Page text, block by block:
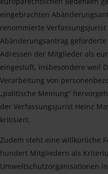
eingebrachten
renommierte
Abänderungsantrag
Adressen der Mitglieder als
eingestuft, insbesondere weil
Verarbeitung von
„politische Meinung“
der Verfassungsjurist Heinz
kritisiert.
Zudem steht eine willkürliche
hundert Mitgliedern als
Umweltschutzorganisationen